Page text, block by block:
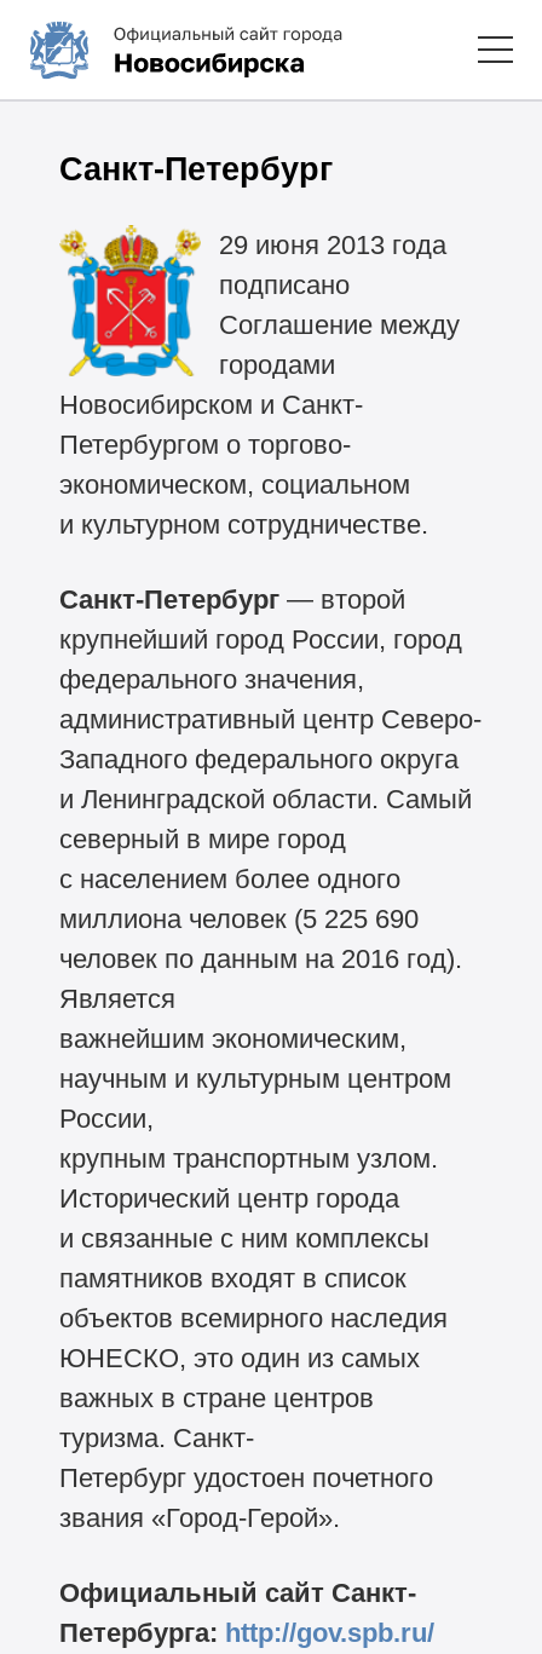
Санкт-Петербург
29 июня 2013 года
подписано
Соглашение между
городами
Новосибирском и Санкт-
Петербургом о торгово-
экономическом, социальном
и культурном сотрудничестве.
Санкт-Петербург— второй
крупнейший город России, город
федерального значения,
административный центр Северо-
Западного федерального округа
и Ленинградской области. Самый
северный в мире город
с населением более одного
миллиона человек (5 225 690
человек по данным на 2016 год).
Является
важнейшим экономическим,
научным и культурным центром
России,
крупным транспортным узлом.
Исторический центр города
и связанные с ним комплексы
памятников входят в список
объектов всемирного наследия
ЮНЕСКО, это один из самых
важных в стране центров
туризма. Санкт-
Петербург удостоен почетного
звания «Город-Герой».
Официальный сайт Санкт-
Петербурга: http://gov.spb.ru/